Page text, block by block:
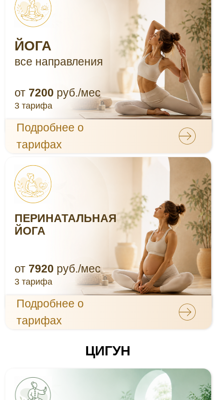
+ТАЙЦЗИЦЮАНЬ
от7200руб./мес
3 тарифа
все направления
Подробнее о
руб./мес
3 тарифа
тарифах